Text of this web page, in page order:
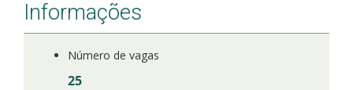
Orientações para Matrícula
Estatísticas dos Processos Seletivos
Informações
Número de vagas
25